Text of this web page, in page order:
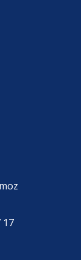
17